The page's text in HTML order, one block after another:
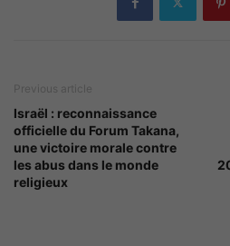
Previous article
Israël : reconnaissance
officielle du Forum Takana,
une victoire morale contre
les abus dans le monde
religieux